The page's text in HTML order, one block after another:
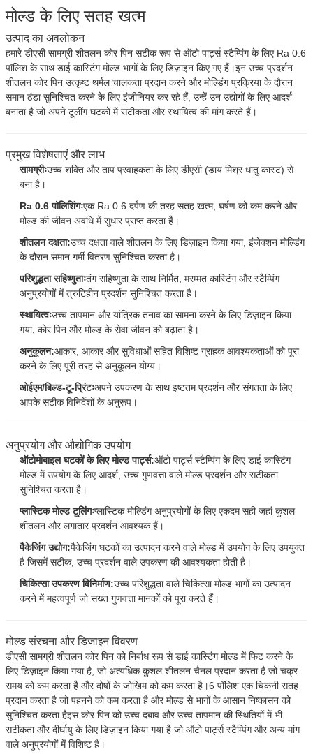
एक संदेश छोड़ें
मोल्ड के लिए सतह खत्म
उत्पाद का अवलोकन
हमारे डीएसी सामग्री शीतलन कोर पिन सटीक रूप से ऑटो पार्ट्स स्टैम्पिंग के लिए Ra 0.6
पॉलिश के साथ डाई कास्टिंग मोल्ड भागों के लिए डिज़ाइन किए गए हैं।इन उच्च प्रदर्शन
शीतलन कोर पिन उत्कृष्ट थर्मल चालकता प्रदान करने और मोल्डिंग प्रक्रिया के दौरान
समान ठंडा सुनिश्चित करने के लिए इंजीनियर कर रहे हैं, उन्हें उन उद्योगों के लिए आदर्श
बनाता है जो अपने टूलींग घटकों में सटीकता और स्थायित्व की मांग करते हैं।
प्रमुख विशेषताएं और लाभ
सामग्रीःउच्च शक्ति और ताप प्रवाहकता के लिए डीएसी (डाय मिश्र धातु कास्ट) से
बना है।
Ra 0.6 पॉलिशिंगःएक Ra 0.6 दर्पण की तरह सतह खत्म, घर्षण को कम करने और
मोल्ड की जीवन अवधि में सुधार प्राप्त करता है।
शीतलन दक्षता:उच्च दक्षता वाले शीतलन के लिए डिज़ाइन किया गया, इंजेक्शन मोल्डिंग
के दौरान समान गर्मी वितरण सुनिश्चित करता है।
परिशुद्धता सहिष्णुताःतंग सहिष्णुता के साथ निर्मित, मरम्मत कास्टिंग और स्टैम्पिंग
अनुप्रयोगों में त्रुटिहीन प्रदर्शन सुनिश्चित करता है।
स्थायित्वःउच्च तापमान और यांत्रिक तनाव का सामना करने के लिए डिज़ाइन किया
गया, कोर पिन और मोल्ड के सेवा जीवन को बढ़ाता है।
अनुकूलन:आकार, आकार और सुविधाओं सहित विशिष्ट ग्राहक आवश्यकताओं को पूरा
करने के लिए पूरी तरह से अनुकूलन योग्य।
ओईएम/बिल्ड-टू-प्रिंटःअपने उपकरण के साथ इष्टतम प्रदर्शन और संगतता के लिए
आपके सटीक विनिर्देशों के अनुरूप।
अनुप्रयोग और औद्योगिक उपयोग
ऑटोमोबाइल घटकों के लिए मोल्ड पार्ट्स:ऑटो पार्ट्स स्टैम्पिंग के लिए डाई कास्टिंग
मोल्ड में उपयोग के लिए आदर्श, उच्च गुणवत्ता वाले मोल्ड प्रदर्शन और सटीकता
सुनिश्चित करता है।
प्लास्टिक मोल्ड टूलिंगःप्लास्टिक मोल्डिंग अनुप्रयोगों के लिए एकदम सही जहां कुशल
शीतलन और लगातार प्रदर्शन आवश्यक हैं।
पैकेजिंग उद्योग:पैकेजिंग घटकों का उत्पादन करने वाले मोल्ड में उपयोग के लिए उपयुक्त
है जिसमें सटीक, उच्च प्रदर्शन वाले उपकरण की आवश्यकता होती है।
चिकित्सा उपकरण विनिर्माण:उच्च परिशुद्धता वाले चिकित्सा मोल्ड भागों का उत्पादन
करने में महत्वपूर्ण जो सख्त गुणवत्ता मानकों को पूरा करते हैं।
मोल्ड संरचना और डिजाइन विवरण
डीएसी सामग्री शीतलन कोर पिन को निर्बाध रूप से डाई कास्टिंग मोल्ड में फिट करने के
लिए डिज़ाइन किया गया है, जो अत्यधिक कुशल शीतलन चैनल प्रदान करता है जो चक्र
समय को कम करता है और दोषों के जोखिम को कम करता है।6 पॉलिश एक चिकनी सतह
प्रदान करता है जो पहनने को कम करता है और मोल्ड से भागों के आसान निष्कासन को
सुनिश्चित करता हैइस कोर पिन को उच्च दबाव और उच्च तापमान की स्थितियों में भी
सटीकता और दीर्घायु के लिए डिज़ाइन किया गया है जो ऑटो पार्ट्स स्टैम्पिंग और अन्य मांग
वाले अनुप्रयोगों में विशिष्ट है।